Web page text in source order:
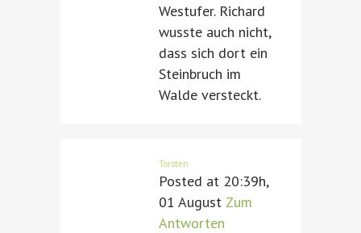
Westufer. Richard
wusste auch nicht,
dass sich dort ein
Steinbruch im
Walde versteckt.
Torsten
Posted at 20:39h,
01 August Zum
Antworten